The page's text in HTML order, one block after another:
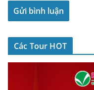
Các Tour HOT